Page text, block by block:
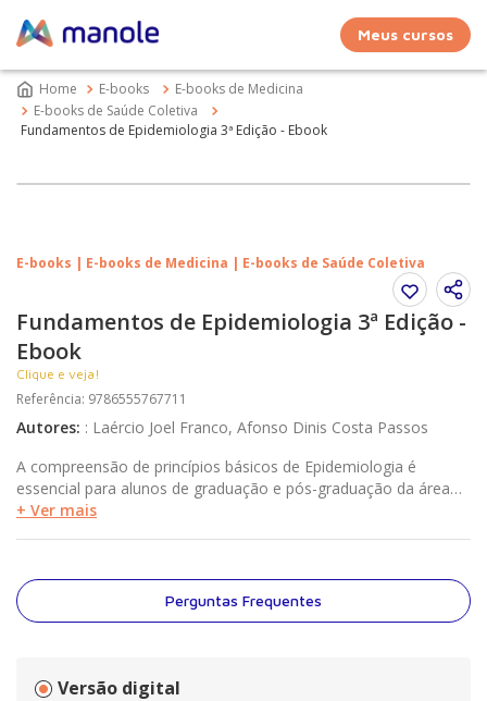
Meus cursos
E-books
E-books de Medicina
E-books de Saúde Coletiva
Fundamentos de Epidemiologia 3ª Edição - Ebook
E-books | E-books de Medicina | E-books de Saúde Coletiva
Fundamentos de Epidemiologia 3ª Edição -
Ebook
Clique e veja!
Referência: 9786555767711
Autores: : Laércio Joel Franco, Afonso Dinis Costa Passos
A compreensão de princípios básicos de Epidemiologia é
essencial para alunos de graduação e pós-graduação da área
da saúde, e este livro apresenta discussões sucintas sobre a
saúde.
+ Ver mais
Perguntas Frequentes
Versão digital